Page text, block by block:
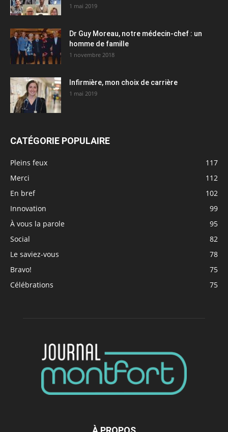
1 mai 2019
Dr Guy Moreau, notre médecin-chef : un
homme de famille
1 novembre 2018
Infirmière, mon choix de carrière
1 mai 2019
CATÉGORIE POPULAIRE
Pleins feux
117
Merci
112
En bref
102
Innovation
99
À vous la parole
95
Social
82
Le saviez-vous
78
Bravo!
75
Célébrations
75